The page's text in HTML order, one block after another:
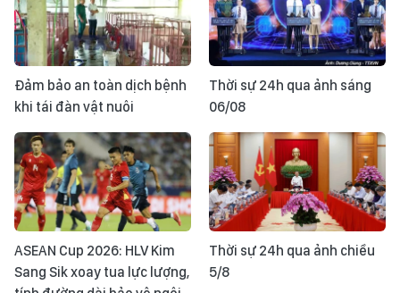
Đảm bảo an toàn dịch bệnh
khi tái đàn vật nuôi
Thời sự 24h qua ảnh sáng
06/08
ASEAN Cup 2026: HLV Kim
Sang Sik xoay tua lực lượng,
Thời sự 24h qua ảnh chiều
5/8